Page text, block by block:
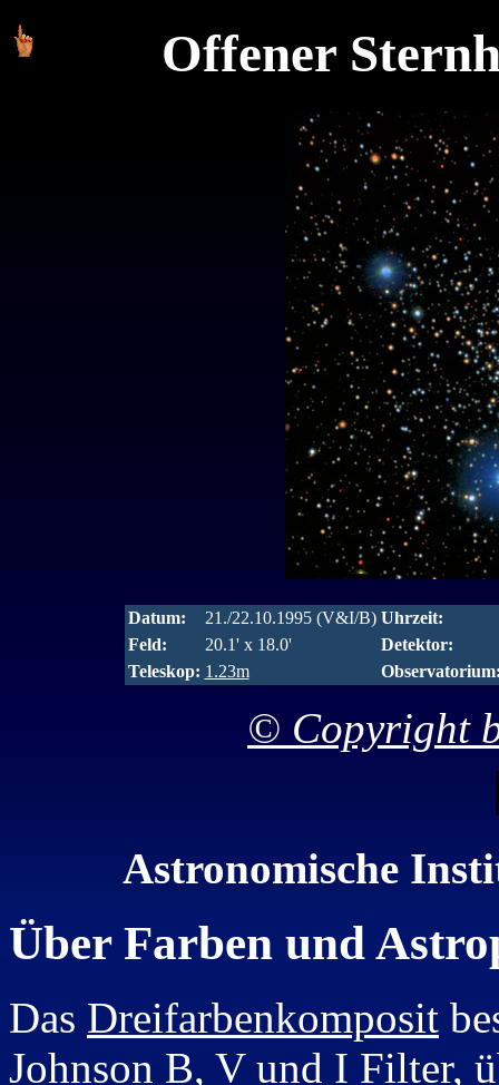
Offener
Datum: 21./22.10.1995 (V&I/B) Uhrzeit:
Feld:
20.1' x 18.0'
Detektor:
Teleskop: 1.23m
© Copyright
Astronomische
Über Farben und
Das Dreifarbenkomposit
Johnson B, V und I Filter,